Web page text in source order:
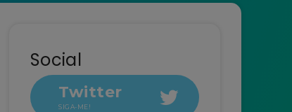
Social
Twitter
SIGA-ME!